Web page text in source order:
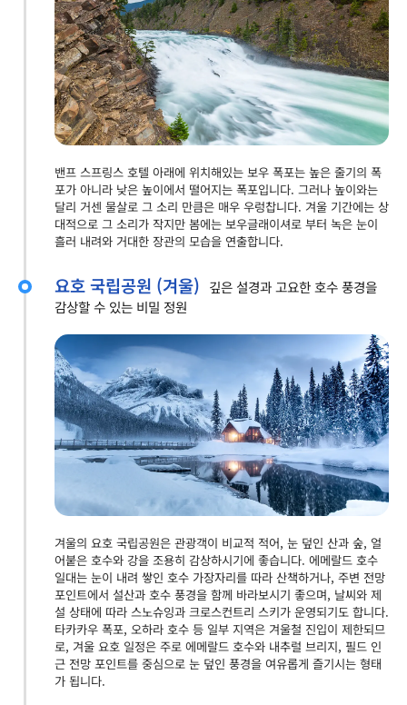
밴프 스프링스 호텔 아래에 위치해있는 보우 폭포는 높은 줄기의 폭
포가 아니라 낮은 높이에서 떨어지는 폭포입니다. 그러나 높이와는
달리 거센 물살로 그 소리 만큼은 매우 우렁찹니다. 겨울 기간에는 상
대적으로 그 소리가 작지만 봄에는 보우글래이셔로 부터 녹은 눈이
흘러 내려와 거대한 장관의 모습을 연출합니다.
요호 국립공원 (겨울) 깊은 설경과 고요한 호수 풍경을
감상할 수 있는 비밀 정원
겨울의 요호 국립공원은 관광객이 비교적 적어, 눈 덮인 산과 숲, 얼
어붙은 호수와 강을 조용히 감상하시기에 좋습니다. 에메랄드 호수
일대는 눈이 내려 쌓인 호수 가장자리를 따라 산책하거나, 주변 전망
포인트에서 설산과 호수 풍경을 함께 바라보시기 좋으며, 날씨와 제
설 상태에 따라 스노슈잉과 크로스컨트리 스키가 운영되기도 합니다.
타카카우 폭포, 오하라 호수 등 일부 지역은 겨울철 진입이 제한되므
로, 겨울 요호 일정은 주로 에메랄드 호수와 내추럴 브리지, 필드 인
근 전망 포인트를 중심으로 눈 덮인 풍경을 여유롭게 즐기시는 형태
가 됩니다.